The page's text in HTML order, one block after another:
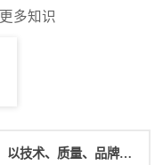
多知识
江苏金仕伦田明栋：以技术、质量、品牌和产品力赋能央国企合作伙伴